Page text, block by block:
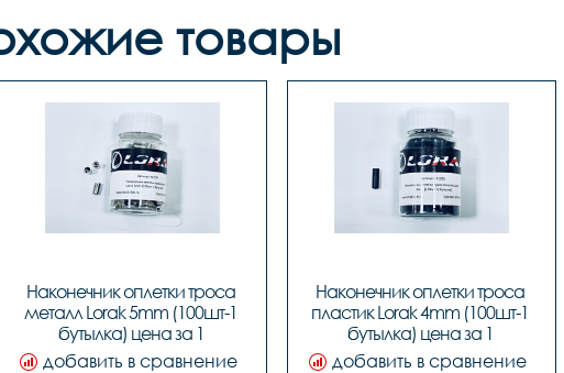
товары
Наконечник оплетки троса
металл Lorak 5mm (100шт-1
бутылка) цена за 1
наконечник
добавить в сравнение
Наконечник оплетки троса
пластик Lorak 4mm (100шт-1
бутылка) цена за 1
наконечник
добавить в сравнение